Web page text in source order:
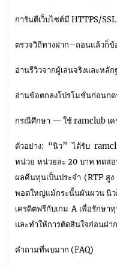
การันตีเว็บไซต์มี HTTPS/
ตรวจวิถีทางฝาก–ถอนแล้วก็ข้
อ่านรีวิวจากผู้เล่นจริงและหลั
อ่านข้อตกลงโปรโมชั่นก่อนก
กรณีศึกษา — ใช้ ramclub เค
ตัวอย่าง: “นิว” ได้รับ
หน่วย หน่วยละ 20 บาท ทดสอ
ผลคืนทุนเป็นประจำ (RTP สู
พอตใหญ่แม้กระนั้นผันผวน นิว
เครดิตฟรีกับเกม A เพื่อรักษ
และทำให้การตัดสินใจก่อนฝา
คำถามที่พบมาก (FAQ)